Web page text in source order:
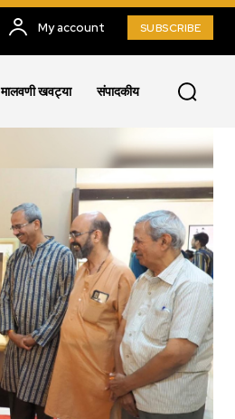
My account SUBSCRIBE
मालवणी खवट्या संपादकीय